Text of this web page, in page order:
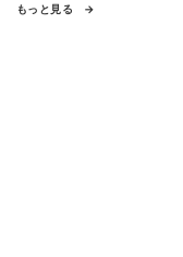
もっと見る